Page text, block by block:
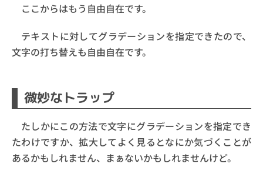
ここからはもう自由自在です。
テキストに対してグラデーションを指定できたので、
文字の打ち替えも自由自在です。
微妙なトラップ
たしかにこの方法で文字にグラデーションを指定でき
たわけですか、拡大してよく見るとなにか気づくことが
あるかもしれません、まぁないかもしれませんけど。